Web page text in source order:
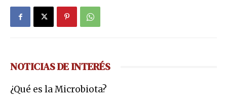
NOTICIAS DE INTERÉS
¿Qué es la Microbiota?